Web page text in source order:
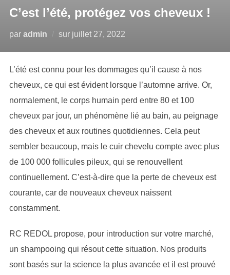
C’est l’été, protégez vos cheveux !
par admin sur juillet 27, 2022
L’été est connu pour les dommages qu’il cause à nos
cheveux, ce qui est évident lorsque l’automne arrive. Or,
normalement, le corps humain perd entre 80 et 100
cheveux par jour, un phénomène lié au bain, au peignage
des cheveux et aux routines quotidiennes. Cela peut
sembler beaucoup, mais le cuir chevelu compte avec plus
de 100 000 follicules pileux, qui se renouvellent
continuellement. C’est-à-dire que la perte de cheveux est
courante, car de nouveaux cheveux naissent
constamment.
RC REDOL propose, pour introduction sur votre marché,
un shampooing qui résout cette situation. Nos produits
sont basés sur la science la plus avancée et il est prouvé